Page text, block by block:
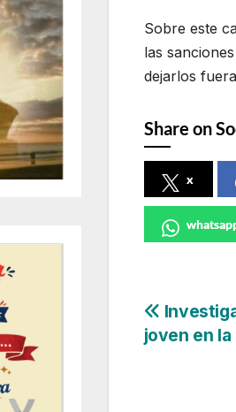
Sobre este
las
dejarlos
Share on
x
de
joven en